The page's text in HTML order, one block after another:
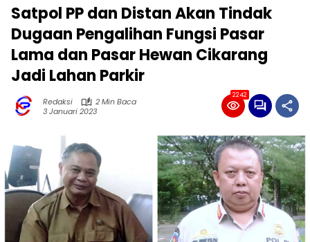
Satpol PP dan Distan Akan Tindak
Dugaan Pengalihan Fungsi Pasar
Lama dan Pasar Hewan Cikarang
Jadi Lahan Parkir
Redaksi
2 Min Baca
3 Januari 2023
2242